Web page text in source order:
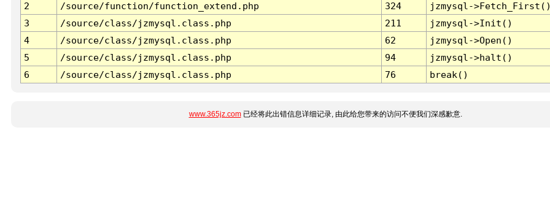
2
/source/function/function_extend.php 324
jzmysql-
3
/source/class/jzmysql.class.php 211
jzmysql->Init()
4
/source/class/jzmysql.class.php 62
jzmysql->Open()
5
/source/class/jzmysql.class.php 94
jzmysql->halt()
6
/source/class/jzmysql.class.php 76 break()
www.365jz.com已经将此出错信息详细记录, 由此给您带来的访问不便我们深感歉意.